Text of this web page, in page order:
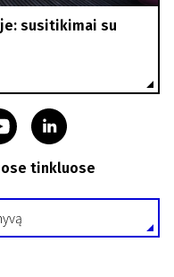
susitikimai su
tinkluose